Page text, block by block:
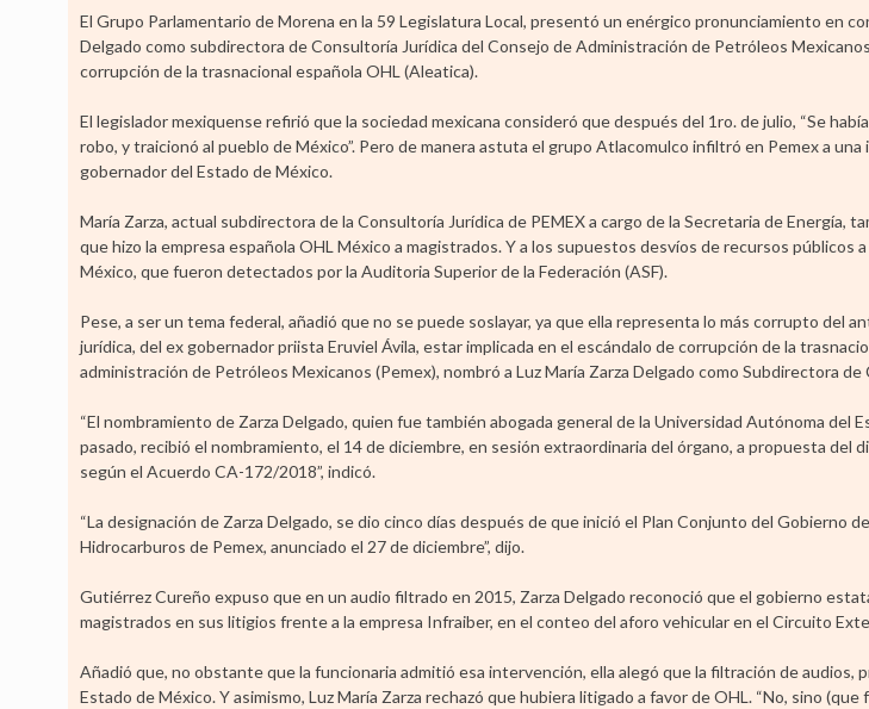
El Grupo Parlamentario de Morena en la 59 Legislatura Local, presentó un enérgico pronunciamiento en
Delgado como subdirectora de Consultoría Jurídica del Consejo de Administración de Petróleos
corrupción de la trasnacional española OHL (Aleatica).
El legislador mexiquense refirió que la sociedad mexicana consideró que después del 1ro. de julio, “Se
robo, y traicionó al pueblo de México”. Pero de manera astuta el grupo Atlacomulco infiltró en Pemex a
gobernador del Estado de México.
María Zarza, actual subdirectora de la Consultoría Jurídica de PEMEX a cargo de la Secretaria de Energía,
que hizo la empresa española OHL México a magistrados. Y a los supuestos desvíos de recursos públicos
México, que fueron detectados por la Auditoria Superior de la Federación (ASF).
Pese, a ser un tema federal, añadió que no se puede soslayar, ya que ella representa lo más corrupto del
jurídica, del ex gobernador priista Eruviel Ávila, estar implicada en el escándalo de corrupción de la
administración de Petróleos Mexicanos (Pemex), nombró a Luz María Zarza Delgado como Subdirectora
“El nombramiento de Zarza Delgado, quien fue también abogada general de la Universidad Autónoma del
pasado, recibió el nombramiento, el 14 de diciembre, en sesión extraordinaria del órgano, a propuesta del
según el Acuerdo CA-172/2018”, indicó.
“La designación de Zarza Delgado, se dio cinco días después de que inició el Plan Conjunto del Gobierno
Hidrocarburos de Pemex, anunciado el 27 de diciembre”, dijo.
Gutiérrez Cureño expuso que en un audio filtrado en 2015, Zarza Delgado reconoció que el gobierno
magistrados en sus litigios frente a la empresa Infraiber, en el conteo del aforo vehicular en el Circuito
Añadió que, no obstante que la funcionaria admitió esa intervención, ella alegó que la filtración de audios,
Estado de México. Y asimismo, Luz María Zarza rechazó que hubiera litigado a favor de OHL. “No, sino